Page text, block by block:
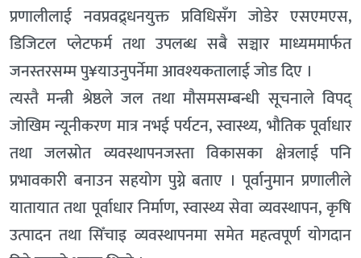
प्रणालीलाई नवप्रवद्र्धनयुक्त प्रविधिसँग जोडेर एसएमएस,
डिजिटल प्लेटफर्म तथा उपलब्ध सबै सञ्चार माध्यममार्फत
जनस्तरसम्म पु¥याउनुपर्नेमा आवश्यकतालाई जोड दिए ।
त्यस्तै मन्त्री श्रेष्ठले जल तथा मौसमसम्बन्धी सूचनाले विपद्
जोखिम न्यूनीकरण मात्र नभई पर्यटन, स्वास्थ्य, भौतिक पूर्वाधार
तथा जलस्रोत व्यवस्थापनजस्ता विकासका क्षेत्रलाई पनि
प्रभावकारी बनाउन सहयोग पुग्ने बताए । पूर्वानुमान प्रणालीले
यातायात तथा पूर्वाधार निर्माण, स्वास्थ्य सेवा व्यवस्थापन, कृषि
उत्पादन तथा सिँचाइ व्यवस्थापनमा समेत महत्वपूर्ण योगदान